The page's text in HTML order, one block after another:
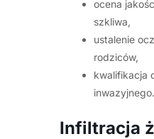
ocena
szkliwa,
ustalenie
rodziców,
kwalifikacja
inwazyjnego.
Infiltracja